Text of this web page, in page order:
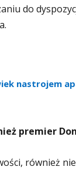
do
nastrojem
premier
również